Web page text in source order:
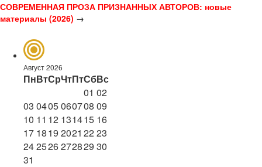
СОВРЕМЕННАЯ ПРОЗА ПРИЗНАННЫХ АВТОРОВ: новые
материалы (2026) →
Август 2026
ПнВтСрЧтПтСбВс
01 02
03 0405060708 09
10 11 12 131415 16
17 1819 2021 2223
242526272829 30
31